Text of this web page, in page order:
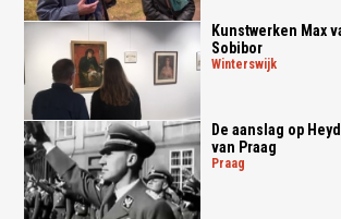
Kunstwerken Max
Sobibor
winterswijk
De aanslag op
van Praag
praag